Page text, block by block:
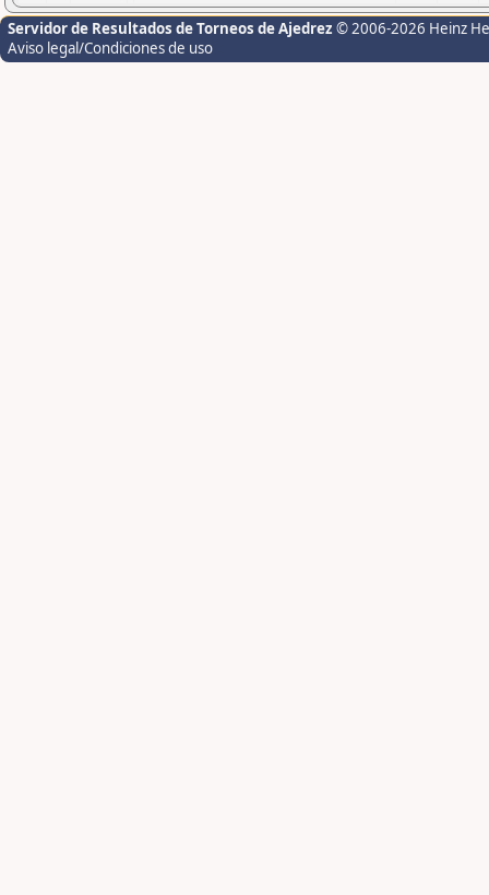
Servidor de Resultados de Torneos de Ajedrez © 2006-2026 Heinz
Aviso legal/Condiciones de uso